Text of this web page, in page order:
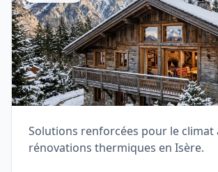
Solutions renforcées pour le climat
rénovations thermiques en Isère.